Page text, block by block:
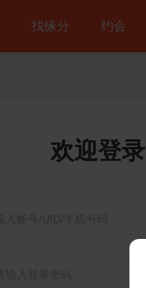
找缘分 约会
欢迎登录